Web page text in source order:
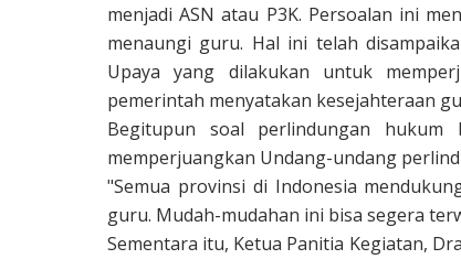
menjadi ASN atau P3K. Persoalan ini
menaungi guru. Hal ini telah
Upaya yang dilakukan untuk
pemerintah menyatakan kesejahteraan
Begitupun soal perlindungan
memperjuangkan Undang-undang
"Semua provinsi di Indonesia
guru. Mudah-mudahan ini bisa segera
Sementara itu, Ketua Panitia Kegiatan,